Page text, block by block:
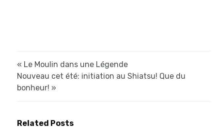
« Le Moulin dans une Légende
Nouveau cet été: initiation au Shiatsu! Que du
bonheur! »
Related Posts